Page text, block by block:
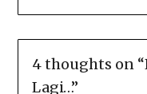
4 thoughts on “
Lagi…”